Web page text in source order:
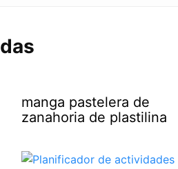
manga pastelera de
zanahoria de plastilina